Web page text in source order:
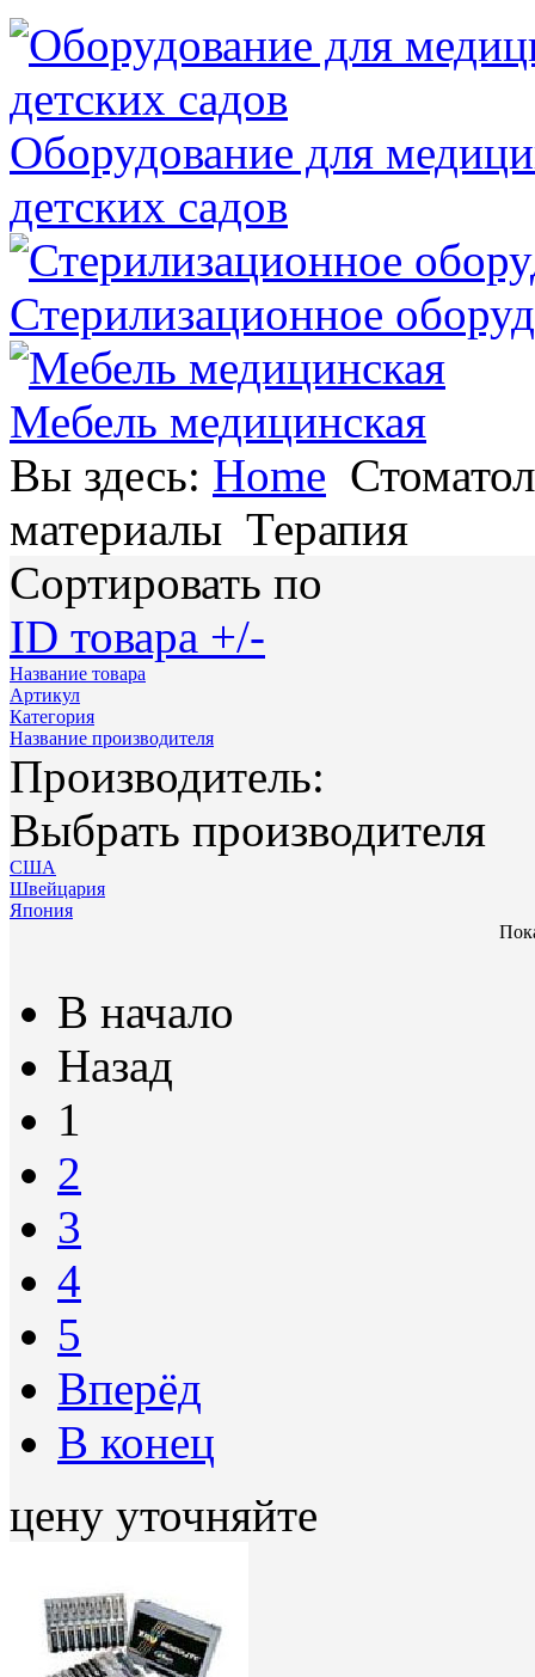
Оборудование для
детских садов
Стерилизационное
Мебель медицинская
Вы здесь: Home
материалы Терапия
Сортировать по
ID товара +/-
Название товара
Артикул
Категория
Название производителя
Производитель:
Выбрать производителя
США
Швейцария
Япония
В начало
Назад
1
2
3
4
5
Вперёд
В конец
цену уточняйте